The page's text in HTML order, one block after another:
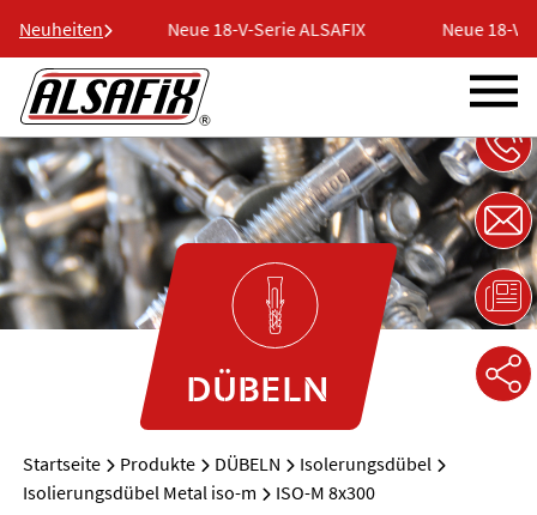
Neuheiten
ALSAFIX Neue 18-V-Serie ALSAFIX Neue 18-V-
DÜBELN
Startseite Produkte DÜBELN
Isolerungsdübel
Isolierungsdübel Metal iso-m
ISO-M 8x300